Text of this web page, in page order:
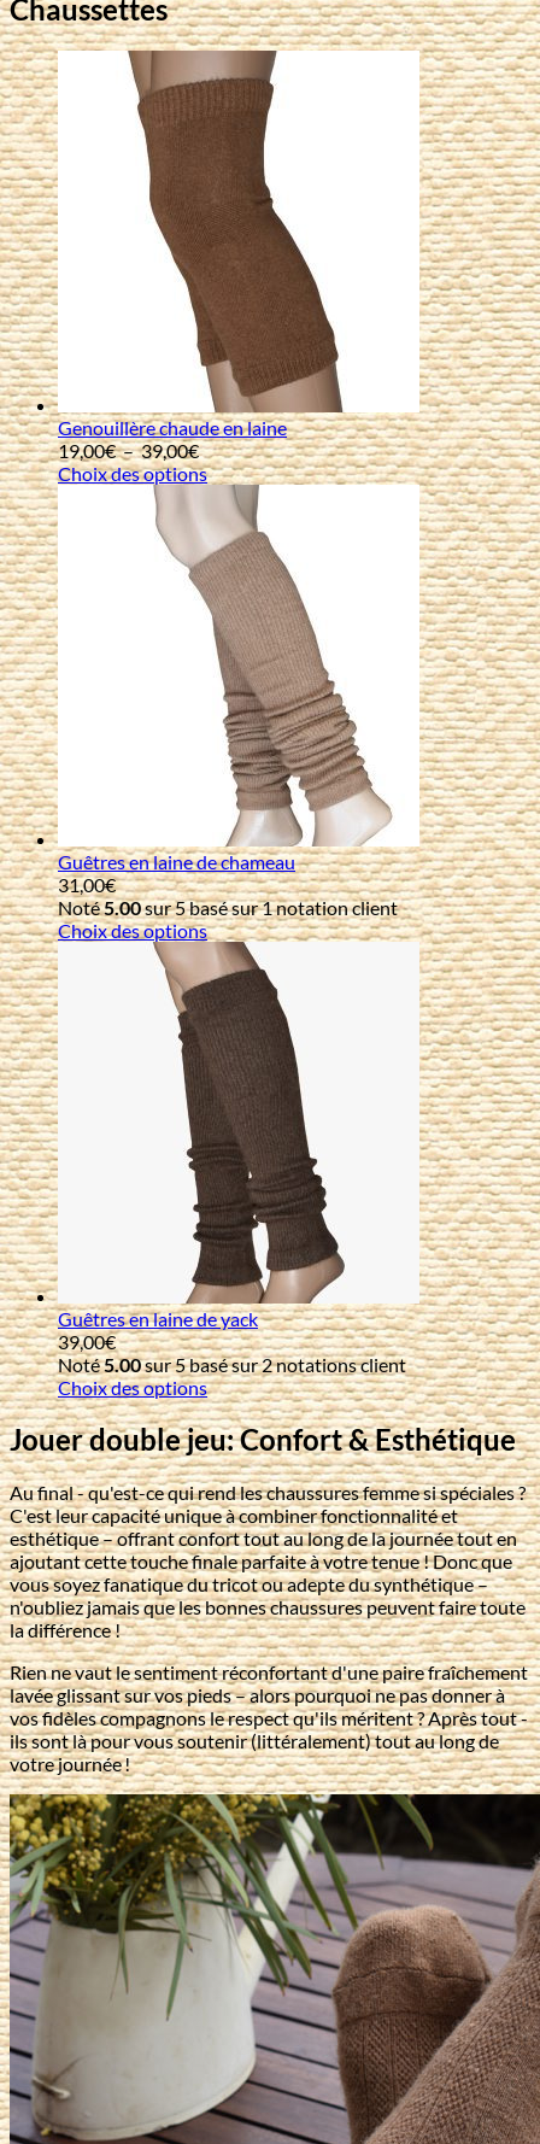
Chaussettes
Genouillère chaude en laine
19,00€–39,00€Plage
de
prix :
19,00€
39,00€
Choix des options
Guêtres en laine de chameau
31,00€
Noté5.00sur 5 basé sur1notation client
Choix des options
Guêtres en laine de yack
39,00€
Noté5.00sur 5 basé sur2notations client
Choix des options
Jouer double jeu: Confort & Esthétique
Au final - qu'est-ce qui rend les chaussures femme si spéciales ?
C'est leur capacité unique à combiner fonctionnalité et
esthétique – offrant confort tout au long de la journée tout en
ajoutant cette touche finale parfaite à votre tenue ! Donc que
vous soyez fanatique du tricot ou adepte du synthétique –
n'oubliez jamais que les bonnes chaussures peuvent faire toute
la différence !
Rien ne vaut le sentiment réconfortant d'une paire fraîchement
lavée glissant sur vos pieds – alors pourquoi ne pas donner à
vos fidèles compagnons le respect qu'ils méritent ? Après tout -
ils sont là pour vous soutenir (littéralement) tout au long de
votre journée !